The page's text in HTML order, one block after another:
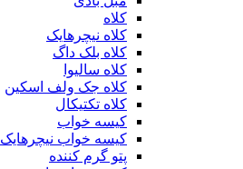
کلاه
کلاه نیچرهایک
کلاه بلک داگ
کلاه سالیوا
کلاه جک‌ ولف‌ اسکین
کلاه تکتیکال
کیسه خواب
کیسه خواب نیچرهایک
پتو گرم کننده